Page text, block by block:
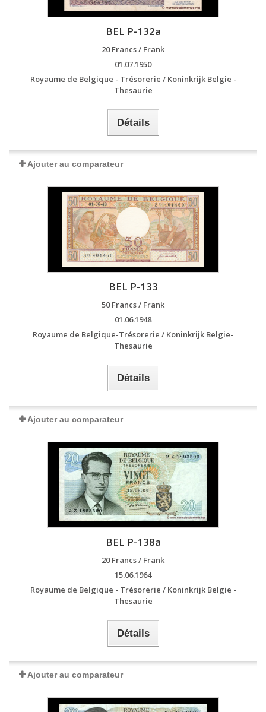
BEL P-132a
20 Francs / Frank
01.07.1950
Royaume de Belgique - Trésorerie / Koninkrijk Belgie -
Thesaurie
Détails
Ajouter au comparateur
BEL P-133
50 Francs / Frank
01.06.1948
Royaume de Belgique-Trésorerie / Koninkrijk Belgie-
Thesaurie
Détails
Ajouter au comparateur
BEL P-138a
20 Francs / Frank
15.06.1964
Royaume de Belgique - Trésorerie / Koninkrijk Belgie -
Thesaurie
Détails
Ajouter au comparateur